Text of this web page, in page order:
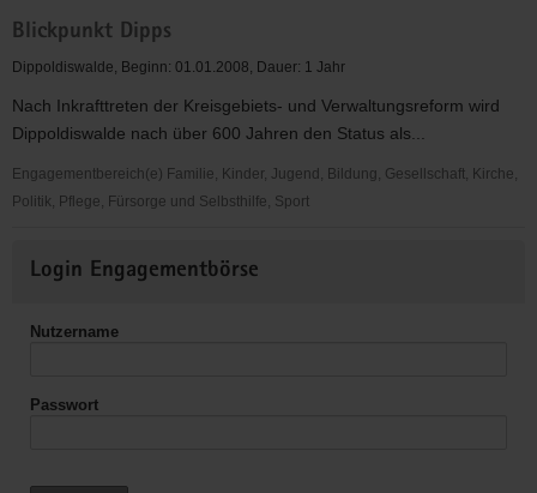
vorbereiten
-
feiern
Blickpunkt Dipps
Dippoldiswalde, Beginn: 01.01.2008, Dauer: 1 Jahr
Nach Inkrafttreten der Kreisgebiets- und Verwaltungsreform wird
Dippoldiswalde nach über 600 Jahren den Status als...
Engagementbereich(e) Familie, Kinder, Jugend, Bildung, Gesellschaft, Kirche,
Politik, Pflege, Fürsorge und Selbsthilfe, Sport
Dipps
Informationen
Login Engagementbörse
Nutzername
Passwort